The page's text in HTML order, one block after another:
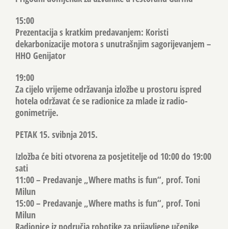
15:00
Prezentacija s kratkim predavanjem: Koristi
dekarbonizacije motora s unutrašnjim sagorijevanjem –
HHO Genijator
19:00
Za cijelo vrijeme održavanja izložbe u prostoru ispred
hotela održavat će se radionice za mlade iz radio-
gonimetrije.
PETAK 15. svibnja 2015.
Izložba će biti otvorena za posjetitelje od 10:00 do 19:00
sati
11:00 – Predavanje „Where maths is fun“, prof. Toni
Milun
15:00 – Predavanje „Where maths is fun“, prof. Toni
Milun
Radionice iz područja robotike za prijavljene učenike